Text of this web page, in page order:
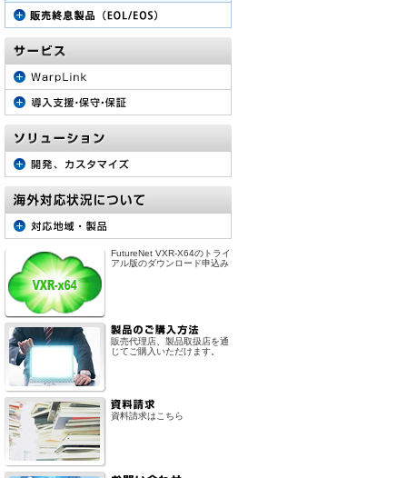
FutureNet VXR-X64のトライ
アル版のダウンロード申込み
販売代理店、製品取扱店を通
じてご購入いただけます。
資料請求はこちら